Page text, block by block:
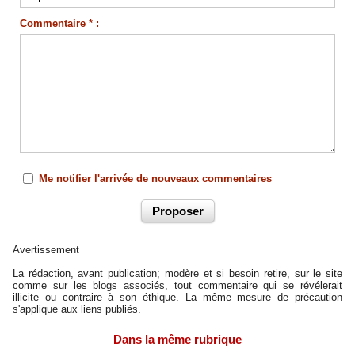
Commentaire * :
Me notifier l'arrivée de nouveaux commentaires
Avertissement
La rédaction, avant publication; modère et si besoin retire, sur le site
comme sur les blogs associés, tout commentaire qui se révélerait
illicite ou contraire à son éthique. La même mesure de précaution
s'applique aux liens publiés.
Dans la même rubrique